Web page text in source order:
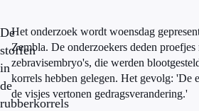
De
stoffen
in
de
rubberkorrels
Het onderzoek wordt woensdag
Zembla. De onderzoekers deden proefjes
zebravisembryo's, die werden
korrels hebben gelegen. Het gevolg: 'De
de visjes vertonen gedragsverandering.'